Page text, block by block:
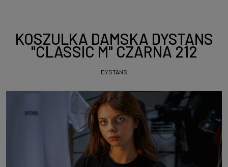
KOSZULKA DAMSKA DYSTANS
"CLASSIC M" CZARNA 212
DYSTANS